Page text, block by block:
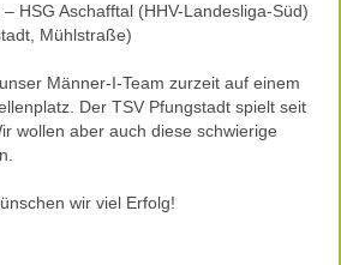
HSG Aschafftal (HHV-Landesliga-Süd)
Mühlstraße)
Männer-I-Team zurzeit auf einem
Der TSV Pfungstadt spielt seit
wollen aber auch diese schwierige
wir viel Erfolg!